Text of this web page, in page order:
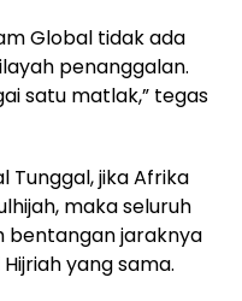
Global tidak ada
penanggalan.
satu matlak,” tegas
Tunggal, jika Afrika
maka seluruh
bentangan jaraknya
yang sama.